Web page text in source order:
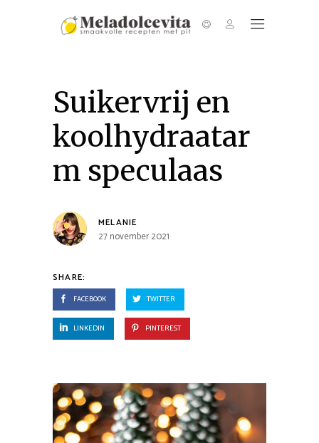
Suikervrij en
koolhydraatar
m speculaas
MELANIE
27 november 2021
SHARE:
FACEBOOK TWITTER
LINKEDIN PINTEREST